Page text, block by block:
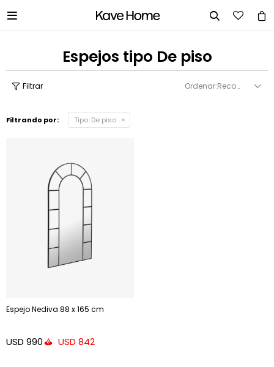
 
Espejos tipo De piso
Recomendados
Filtrando por: Tipo: De piso
Espejo Nediva 88 x 165 cm
USD 990 USD 842